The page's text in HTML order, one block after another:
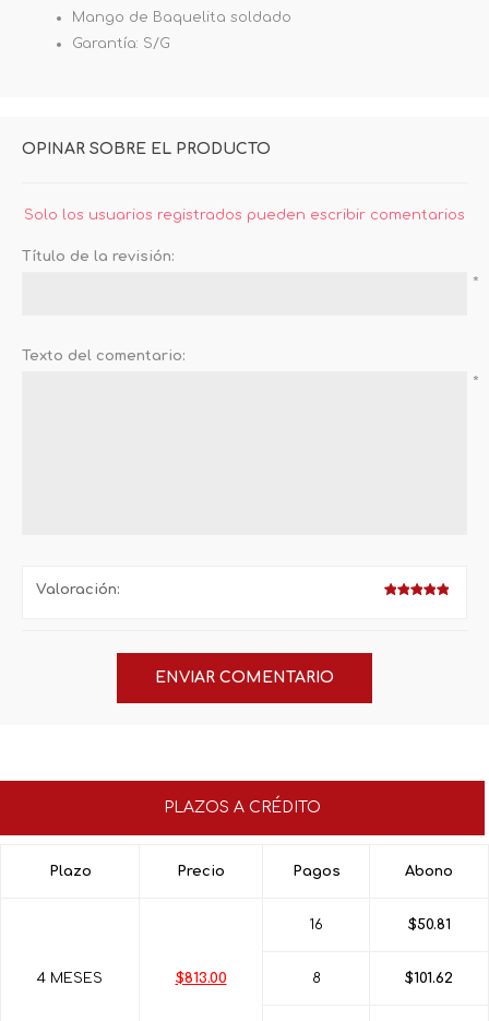
Mango de Baquelita soldado
Garantía: S/G
OPINAR SOBRE EL PRODUCTO
Solo los usuarios registrados pueden escribir comentarios
Título de la revisión:
*
Texto del comentario:
*
Valoración:
PLAZOS A CRÉDITO
Plazo Precio Pagos Abono
4 MESES $813.00
16 $50.81
8 $101.62